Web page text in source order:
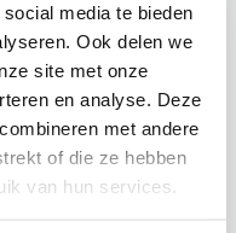
media te bieden
Ook delen we
site met onze
en analyse. Deze
met andere
of die ze hebben
van hun services.